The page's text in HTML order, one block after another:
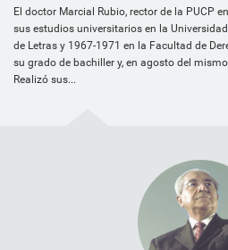
El doctor Marcial Rubio, rector de la PUCP
sus estudios universitarios en la
de Letras y 1967-1971 en la Facultad de
su grado de bachiller y, en agosto del
Realizó sus...